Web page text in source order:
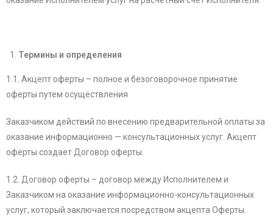
Термины и определения
1.1. Акцепт оферты – полное и безоговорочное принятие
оферты путем осуществления
Заказчиком действий по внесению предварительной оплаты за
оказание информационно — консультационных услуг. Акцепт
оферты создает Договор оферты.
1.2. Договор оферты – договор между Исполнителем и
Заказчиком на оказание информационно-консультационных
услуг, который заключается посредством акцепта Оферты.